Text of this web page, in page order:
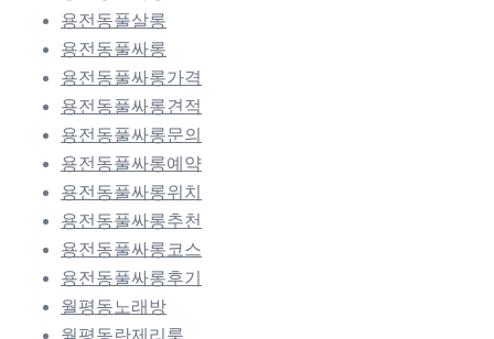
용전동풀살롱
용전동풀싸롱
용전동풀싸롱가격
용전동풀싸롱견적
용전동풀싸롱문의
용전동풀싸롱예약
용전동풀싸롱위치
용전동풀싸롱추천
용전동풀싸롱코스
용전동풀싸롱후기
월평동노래방
월평동란제리룸